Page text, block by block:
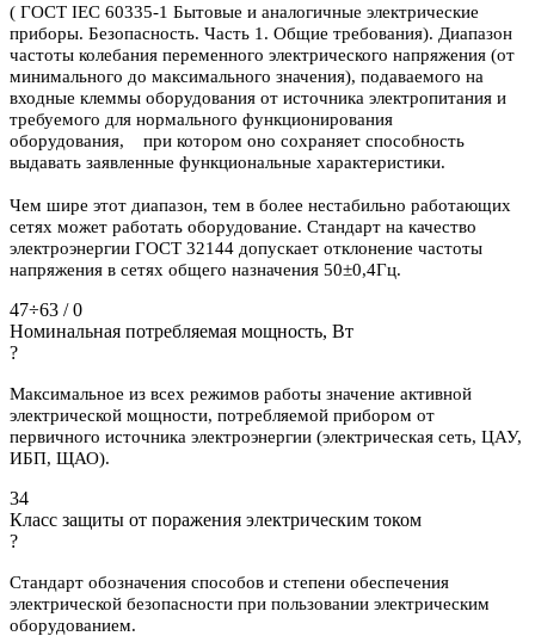
( ГОСТ IEC 60335-1 Бытовые и аналогичные электрические
приборы. Безопасность. Часть 1. Общие требования). Диапазон
частоты колебания переменного электрического напряжения (от
минимального до максимального значения), подаваемого на
входные клеммы оборудования от источника электропитания и
требуемого для нормального функционирования
оборудования, при котором оно сохраняет способность
выдавать заявленные функциональные характеристики.
Чем шире этот диапазон, тем в более нестабильно работающих
сетях может работать оборудование. Стандарт на качество
электроэнергии ГОСТ 32144 допускает отклонение частоты
напряжения в сетях общего назначения 50±0,4Гц.
47÷63 / 0
Номинальная потребляемая мощность, Вт
?
Максимальное из всех режимов работы значение активной
электрической мощности, потребляемой прибором от
первичного источника электроэнергии (электрическая сеть, ЦАУ,
ИБП, ЩАО).
34
Класс защиты от поражения электрическим током
?
Стандарт обозначения способов и степени обеспечения
электрической безопасности при пользовании электрическим
оборудованием.